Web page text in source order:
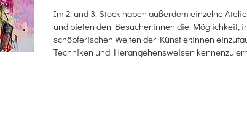
Im 2. und 3. Stock haben außerdem einzelne
und bieten den Besucher:innen die Möglichkeit,
schöpferischen Welten der Künstler:innen
Techniken und Herangehensweisen